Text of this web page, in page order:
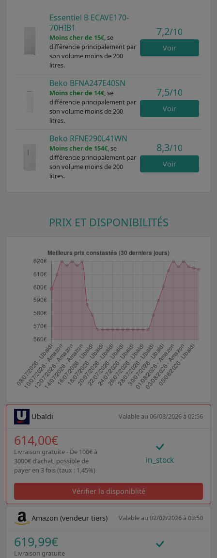
Essentiel B ECAVE170-
70HIB1
Moins cher de 15€, se
différencie principalement par
son volume moins de 200
litres.
7,2/10
Voir
Beko BFNA247E40SN
Moins cher de 14€, se
différencie principalement par
son volume moins de 200
litres.
7,5/10
Voir
Beko RFNE290L41WN
Moins cher de 154€, se
différencie principalement par
son volume moins de 200
litres.
8,3/10
Voir
PRIX ET DISPONIBILITÉS
Ubaldi Valable au 06/08/2026 à 02:56
614,00€
Livraison gratuite - De 100€ à
3000€ d'achat, possible de
payer en 3 fois (taux : 1,45%)
in_stock
Vérifier la disponiblité
Amazon (vendeur tiers) Valable au 02/02/2026 à 03:50
619,99€
Livraison gratuite